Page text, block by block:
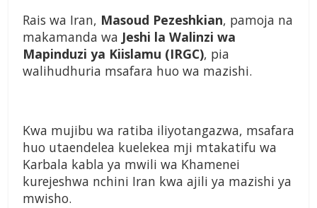
Rais wa Iran, Masoud Pezeshkian, pamoja na
makamanda wa Jeshi la Walinzi wa
Mapinduzi ya Kiislamu (IRGC), pia
walihudhuria msafara huo wa mazishi.
Kwa mujibu wa ratiba iliyotangazwa, msafara
huo utaendelea kuelekea mji mtakatifu wa
Karbala kabla ya mwili wa Khamenei
kurejeshwa nchini Iran kwa ajili ya mazishi ya
mwisho.